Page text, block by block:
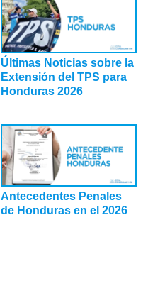
Últimas Noticias sobre la
Extensión del TPS para
Honduras 2026
Antecedentes Penales
de Honduras en el 2026